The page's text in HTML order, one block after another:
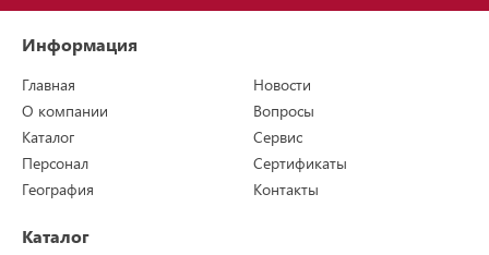
Информация
Главная
О компании
Каталог
Персонал
География
Новости
Вопросы
Сервис
Сертификаты
Контакты
Каталог